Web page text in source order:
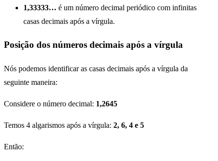
1,33333… é um número decimal periódico com infinitas
casas decimais após a vírgula.
Posição dos números decimais após a vírgula
Nós podemos identificar as casas decimais após a vírgula da
seguinte maneira:
Considere o número decimal: 1,2645
Temos 4 algarismos após a vírgula: 2, 6, 4 e 5
Então: